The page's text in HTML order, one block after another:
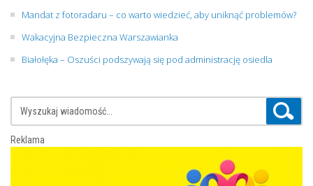
Mandat z fotoradaru – co warto wiedzieć, aby uniknąć problemów?
Wakacyjna Bezpieczna Warszawianka
Białołęka – Oszuści podszywają się pod administrację osiedla
Reklama